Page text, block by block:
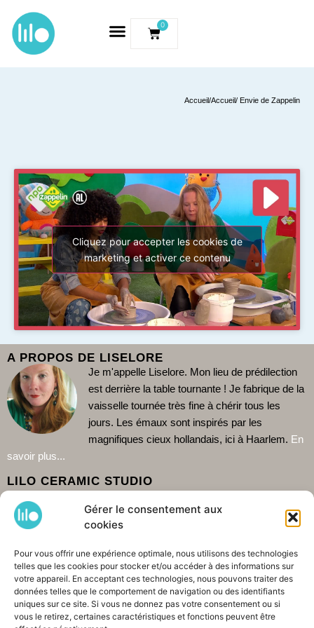
Gérer le consentement aux
cookies
Pour vous offrir une expérience optimale, nous utilisons des technologies
telles que les cookies pour stocker et/ou accéder à des informations sur
votre appareil. En acceptant ces technologies, nous pouvons traiter des
données telles que le comportement de navigation ou des identifiants
uniques sur ce site. Si vous ne donnez pas votre consentement ou si
vous le retirez, certaines caractéristiques et fonctions peuvent être
0
Accueil/Accueil/ Envie de Zappelin
Cliquez pour accepter les cookies de
marketing et activer ce contenu
A PROPOS DE LISELORE
Je m'appelle Liselore. Mon lieu de prédilection
est derrière la table tournante ! Je fabrique de la
vaisselle tournée très fine à chérir tous les
jours. Les émaux sont inspirés par les
magnifiques cieux hollandais, ici à Haarlem. En
savoir plus...
LILO CERAMIC STUDIO
Haarlem : De Burgwal. Venez visiter mon magasin et me voir
travailler dans l'atelier qui se trouve derrière. Comme je travaille
Google.Il est également possible deachetercommander. Je livre
dans le monde entier. A bientôt !
CONTACT &AMP; PARTAGE